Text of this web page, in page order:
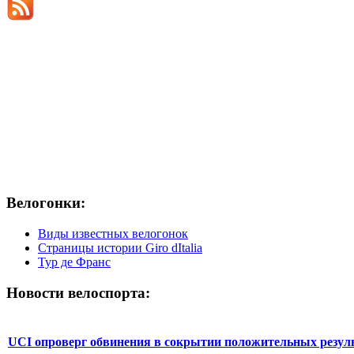
Велогонки:
Виды известных велогонок
Страницы истории Giro dItalia
Тур де Франс
Новости велоспорта:
UCI опроверг обвинения в сокрытии положительных